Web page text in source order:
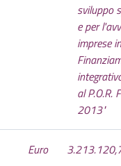
sviluppo
e per
imprese
al P.O.R.
2013"
Euro